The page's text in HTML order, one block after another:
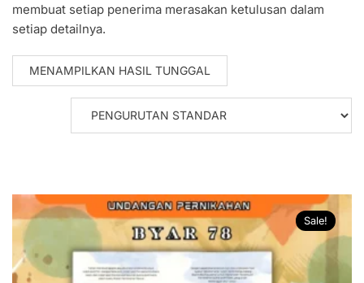
membuat setiap penerima merasakan ketulusan dalam
setiap detailnya.
MENAMPILKAN HASIL TUNGGAL
Sale!